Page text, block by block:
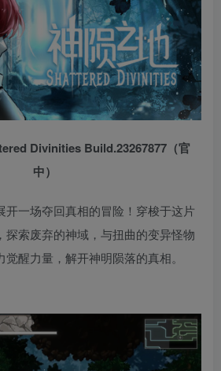
Divinities Build.23267877（官
中）
开一场夺回真相的冒险！穿梭于这片
探索废弃的神域，与扭曲的变异怪物
醒力量，解开神明陨落的真相。